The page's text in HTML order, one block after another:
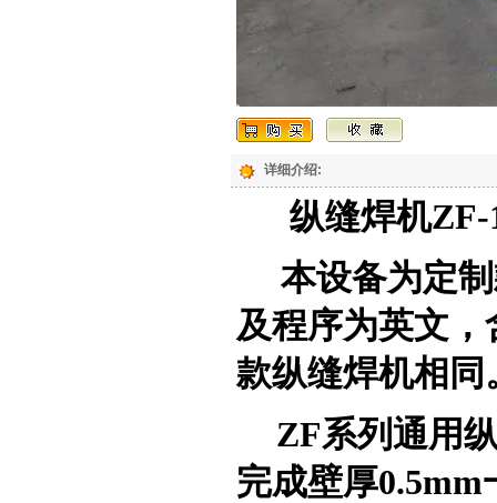
详细介绍:
纵缝焊机ZF-
本设备为定
及程序为英文 ，
款纵缝焊机相同
ZF系列通用
完成壁厚